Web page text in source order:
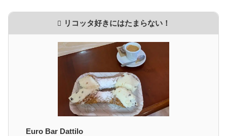
リコッタ好きにはたまらない！
Euro Bar Dattilo